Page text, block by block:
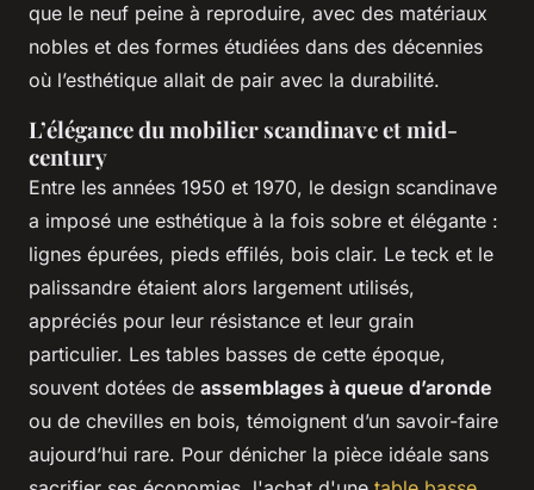
que le neuf peine à reproduire, avec des matériaux
nobles et des formes étudiées dans des décennies
où l’esthétique allait de pair avec la durabilité.
L’élégance du mobilier scandinave et mid-
century
Entre les années 1950 et 1970, le design scandinave
a imposé une esthétique à la fois sobre et élégante :
lignes épurées, pieds effilés, bois clair. Le teck et le
palissandre étaient alors largement utilisés,
appréciés pour leur résistance et leur grain
particulier. Les tables basses de cette époque,
souvent dotées de assemblages à queue d’aronde
ou de chevilles en bois, témoignent d’un savoir-faire
aujourd’hui rare. Pour dénicher la pièce idéale sans